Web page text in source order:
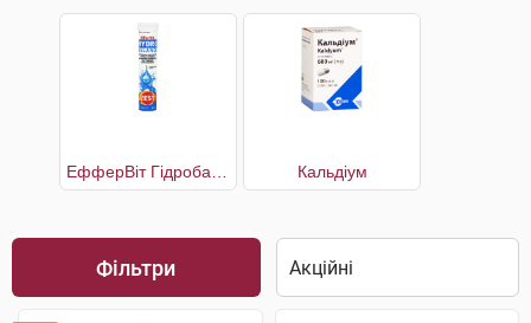
Кальдіум
Фільтри